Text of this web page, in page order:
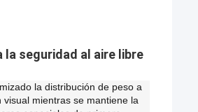
seguridad al aire libre
la distribución de peso a
mientras se mantiene la